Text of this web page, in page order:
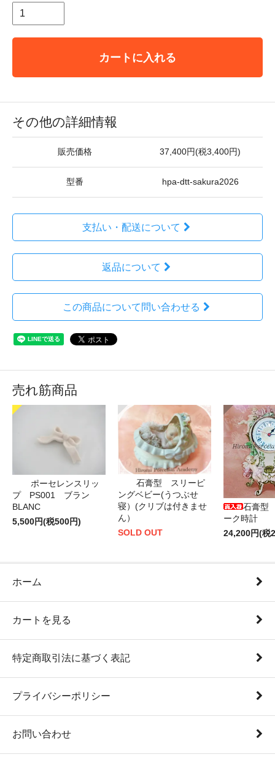
カートに入れる
その他の詳細情報
販売価格 37,400円(税3,400円)
型番 hpa-dtt-sakura2026
支払い・配送について
返品について
この商品について問い合わせる
売れ筋商品
ポーセレンスリッ
プ PS001 ブラン
BLANC
5,500円(税500円)
石膏型 スリーピ
ングベビー(うつぶせ
寝）(クリブは付きませ
ん）
SOLD OUT
石膏型
ーク時計
24,200円(税
ホーム
カートを見る
特定商取引法に基づく表記
プライバシーポリシー
お問い合わせ